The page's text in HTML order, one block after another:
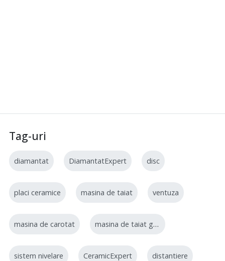
Tag-uri
diamantat DiamantatExpert disc
placi ceramice masina de taiat ventuza
masina de carotat masina de taiat gresie
sistem nivelare CeramicExpert distantiere